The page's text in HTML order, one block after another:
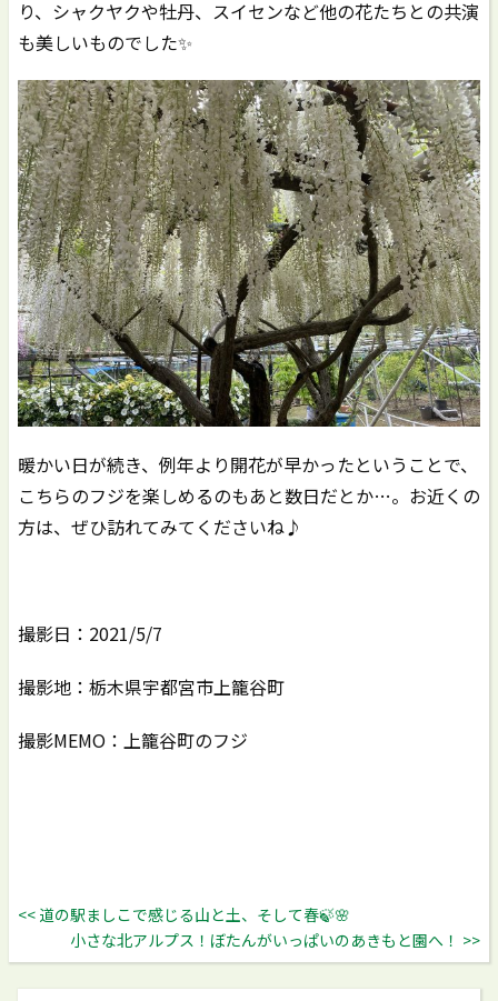
り、シャクヤクや牡丹、スイセンなど他の花たちとの共演
も美しいものでした✨
暖かい日が続き、例年より開花が早かったということで、
こちらのフジを楽しめるのもあと数日だとか…。お近くの
方は、ぜひ訪れてみてくださいね♪
撮影日：2021/5/7
撮影地：栃木県宇都宮市上籠谷町
撮影MEMO：上籠谷町のフジ
<< 道の駅ましこで感じる山と土、そして春🍃🌸
小さな北アルプス！ぼたんがいっぱいのあきもと園へ！ >>